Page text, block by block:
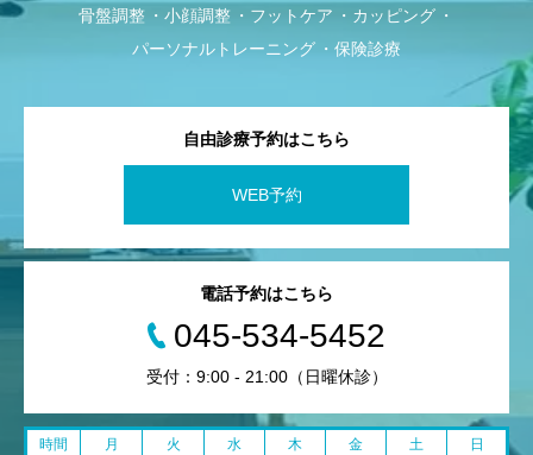
骨盤調整
小顔調整 フットケア
カッピング
パーソナルトレーニング
保険診療
自由診療予約はこちら
WEB予約
電話予約はこちら
045-534-5452
受付：9:00 - 21:00（日曜休診）
時間 月 火 水 木 金 土
日